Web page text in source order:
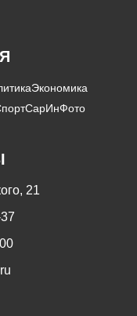
Экономика
СарИнФото
21